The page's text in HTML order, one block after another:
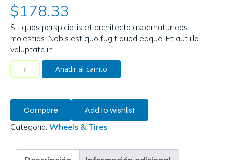
4.40
sobre 5
basado
en
puntuacion
es de
clientes
$178.33
Sit quos perspiciatis et architecto aspernatur eos
molestias. Nobis est quo fugit quod eaque. Et aut illo
voluptate in.
Añadir al carrito
Compare Add to wishlist
Categoría: Wheels & Tires